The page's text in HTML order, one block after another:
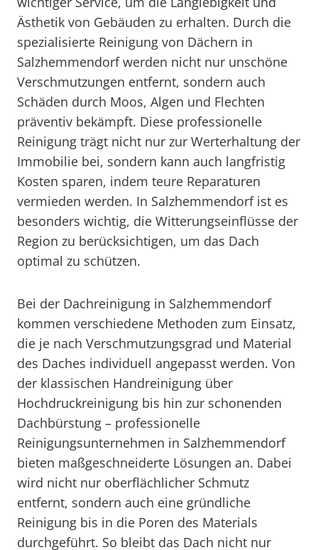
Ästhetik von Gebäuden zu erhalten. Durch die
spezialisierte Reinigung von Dächern in
Salzhemmendorf werden nicht nur unschöne
Verschmutzungen entfernt, sondern auch
Schäden durch Moos, Algen und Flechten
präventiv bekämpft. Diese professionelle
Reinigung trägt nicht nur zur Werterhaltung der
Immobilie bei, sondern kann auch langfristig
Kosten sparen, indem teure Reparaturen
vermieden werden. In Salzhemmendorf ist es
besonders wichtig, die Witterungseinflüsse der
Region zu berücksichtigen, um das Dach
optimal zu schützen.
Bei der Dachreinigung in Salzhemmendorf
kommen verschiedene Methoden zum Einsatz,
die je nach Verschmutzungsgrad und Material
des Daches individuell angepasst werden. Von
der klassischen Handreinigung über
Hochdruckreinigung bis hin zur schonenden
Dachbürstung – professionelle
Reinigungsunternehmen in Salzhemmendorf
bieten maßgeschneiderte Lösungen an. Dabei
wird nicht nur oberflächlicher Schmutz
entfernt, sondern auch eine gründliche
Reinigung bis in die Poren des Materials
durchgeführt. So bleibt das Dach nicht nur